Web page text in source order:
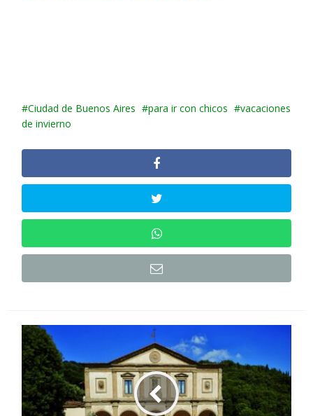
Ciudad de Buenos Aires para ir con chicos
vacaciones
de invierno